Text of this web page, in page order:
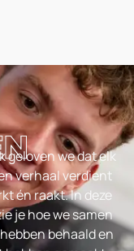
geloven we dat elk
verhaal verdient
én raakt. In deze
je hoe we samen
behaald en